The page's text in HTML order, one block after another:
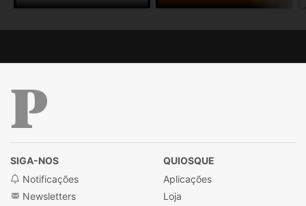
SIGA-NOS
Notificações
Newsletters
QUIOSQUE
Aplicações
Loja